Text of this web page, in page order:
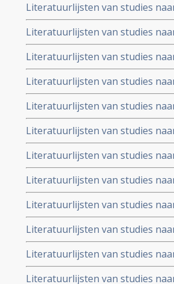
Literatuurlijsten van studies
voeding en
4901 tot 5000
Literatuurlijsten van studies
voeding en
4801 tot 4900
Literatuurlijsten van studies
voeding en
4701 tot 4800
Literatuurlijsten van studies
voeding en
4601 tot 4700
Literatuurlijsten van studies
voeding en
4501 tot 4600
Literatuurlijsten van studies
voeding en
4401 tot 4500
Literatuurlijsten van studies
voeding en
4301 tot 4400
Literatuurlijsten van studies
voeding en
4201 tot 4300
Literatuurlijsten van studies
voeding en
4101 tot 4200
Literatuurlijsten van studies
voeding en
4001- 4100
Literatuurlijsten van studies
voeding en
3901 tot 4000
Literatuurlijsten van studies